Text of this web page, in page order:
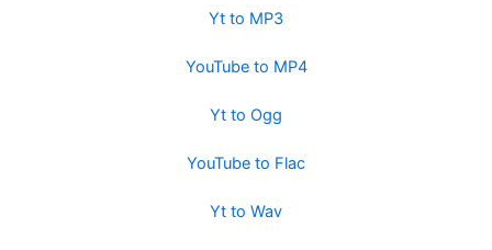
Yt to MP3
YouTube to MP4
Yt to Ogg
YouTube to Flac
Yt to Wav